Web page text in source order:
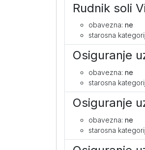
Rudnik soli
obavezna: ne
starosna
Osiguranje
obavezna: ne
starosna
Osiguranje
obavezna: ne
starosna